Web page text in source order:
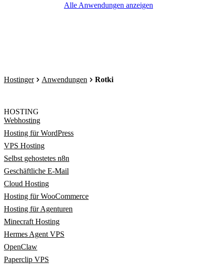
Alle Anwendungen anzeigen
Hostinger Anwendungen Rotki
HOSTING
Webhosting
Hosting für WordPress
VPS Hosting
Selbst gehostetes n8n
Geschäftliche E-Mail
Cloud Hosting
Hosting für WooCommerce
Hosting für Agenturen
Minecraft Hosting
Hermes Agent VPS
OpenClaw
Paperclip VPS